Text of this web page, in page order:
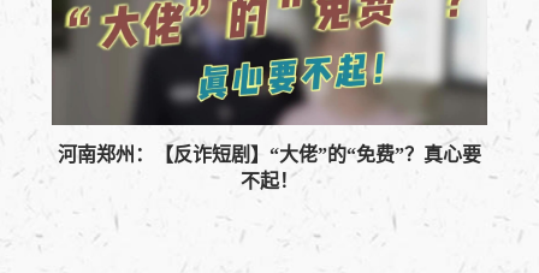
河南郑州：【反诈短剧】“大佬”的“免费”？真心要
不起！